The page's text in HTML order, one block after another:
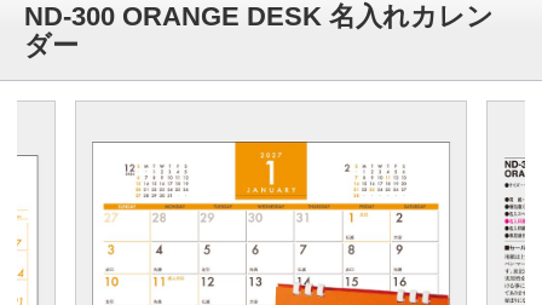
ND-300 ORANGE DESK 名入れカレン
ダー